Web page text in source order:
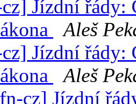
Jízdní řády:
Aleš
Jízdní řády:
Aleš
cz] Jízdní